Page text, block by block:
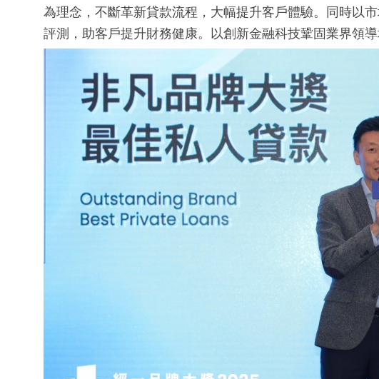
為理念，不斷革新貸款流程，大幅提升客戶體驗。同時以
評測，助客戶提升財務健康。以創新金融科技鞏固業界領導